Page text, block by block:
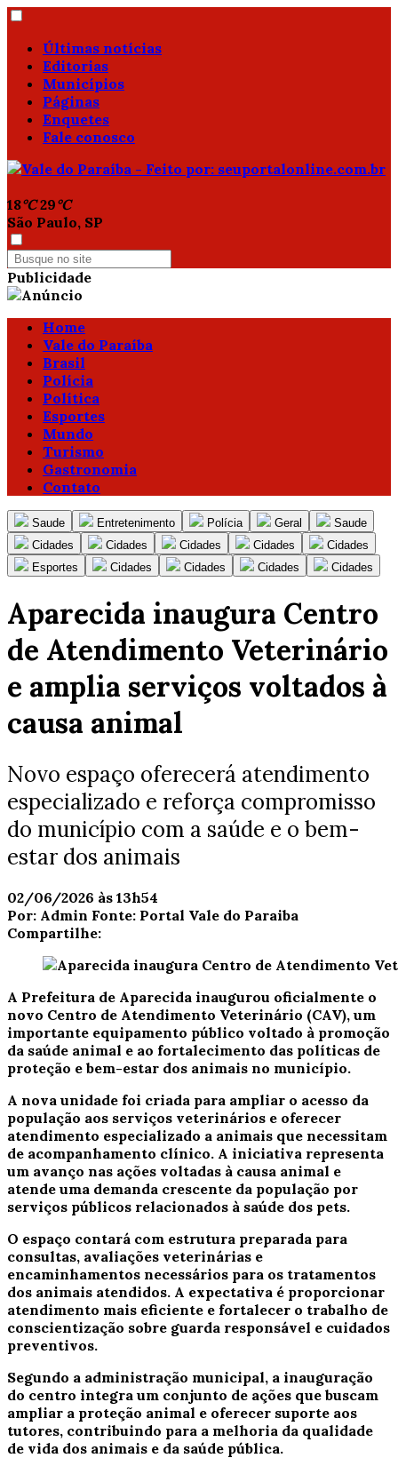
Últimas notícias
Editorias
Municípios
Páginas
Enquetes
Fale conosco
18°C 29°C
São Paulo, SP
Publicidade
Home
Vale do Paraíba
Brasil
Polícia
Política
Esportes
Mundo
Turismo
Gastronomia
Contato
Saude Entretenimento Polícia Geral
Saude
Cidades
Cidades Cidades Cidades
Cidades
Esportes
Cidades Cidades Cidades Cidades
Aparecida inaugura Centro
de Atendimento Veterinário
e amplia serviços voltados à
causa animal
Novo espaço oferecerá atendimento
especializado e reforça compromisso
do município com a saúde e o bem-
estar dos animais
02/06/2026 às 13h54
Por: Admin Fonte: Portal Vale do Paraiba
Compartilhe:
A Prefeitura de Aparecida inaugurou oficialmente o
novo Centro de Atendimento Veterinário (CAV), um
importante equipamento público voltado à promoção
da saúde animal e ao fortalecimento das políticas de
proteção e bem-estar dos animais no município.
A nova unidade foi criada para ampliar o acesso da
população aos serviços veterinários e oferecer
atendimento especializado a animais que necessitam
de acompanhamento clínico. A iniciativa representa
um avanço nas ações voltadas à causa animal e
atende uma demanda crescente da população por
serviços públicos relacionados à saúde dos pets.
O espaço contará com estrutura preparada para
consultas, avaliações veterinárias e
encaminhamentos necessários para os tratamentos
dos animais atendidos. A expectativa é proporcionar
atendimento mais eficiente e fortalecer o trabalho de
conscientização sobre guarda responsável e cuidados
preventivos.
Segundo a administração municipal, a inauguração
do centro integra um conjunto de ações que buscam
ampliar a proteção animal e oferecer suporte aos
tutores, contribuindo para a melhoria da qualidade
de vida dos animais e da saúde pública.